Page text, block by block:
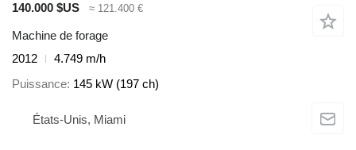
140.000 $US
≈ 121.400 €
Machine de forage
2012
4.749 m/h
Puissance 145 kW (197 ch)
États-Unis, Miami